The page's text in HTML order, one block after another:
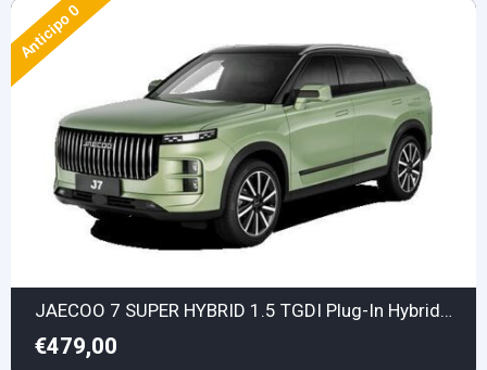
Anticipo 0
JAECOO 7 SUPER HYBRID 1.5 TGDI Plug-In Hybrid Exclusive
€479,00